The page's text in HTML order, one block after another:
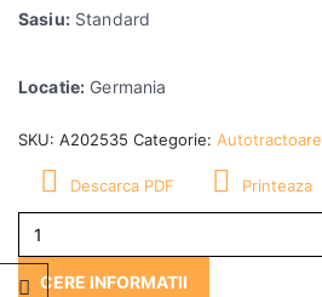
Sasiu:Standard
Locatie: Germania
SKU: A202535 Categorie: Autotractoare
Descarca PDF Printeaza
CERE INFORMATII